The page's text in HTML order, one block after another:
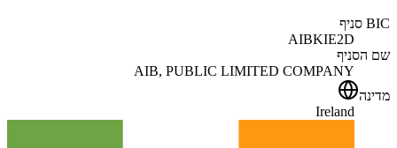
BIC סניף
AIBKIE2D
שם הסניף
AIB, PUBLIC LIMITED COMPANY
מדינה
Ireland